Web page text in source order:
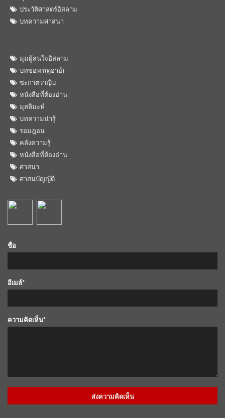
ประวัติศาสตร์อิสลาม
บทความศาสนา
มุมผู้สนใจอิสลาม
บทขอพร(ดุอาอ์)
ซะกาตวาญิบ
หนังสือที่ต้องอ่าน
มุสลิมะห์
บทความน่ารู้
รอมฎอน
คลังความรู้
หนังสือที่ต้องอ่าน
ศาสนา
ศาสนบัญญัติ
ชื่อ
อีเมล์*
ความคิดเห็น*